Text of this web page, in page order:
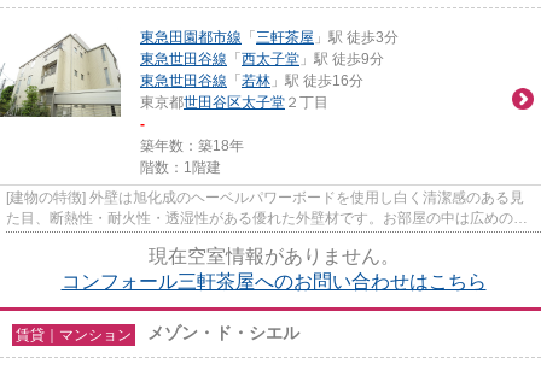
東急田園都市線 「三軒茶屋 」駅 徒歩3分
東急世田谷線 「西太子堂 」駅 徒歩9分
東急世田谷線 「若林 」駅 徒歩16分
東京都世田谷区太子堂 ２丁目
-
築年数：築18年
階数：1階建
[建物の特徴] 外壁は旭化成のヘーベルパワーボードを使用し白く清潔感のある見
た目、断熱性・耐火性・透湿性がある優れた外壁材です。お部屋の中は広めの１
Kタイプとなっており、全て...
現在空室情報がありません。
コンフォール三軒茶屋へのお問い合わせはこちら
賃貸｜マンション メゾン・ド・シエル